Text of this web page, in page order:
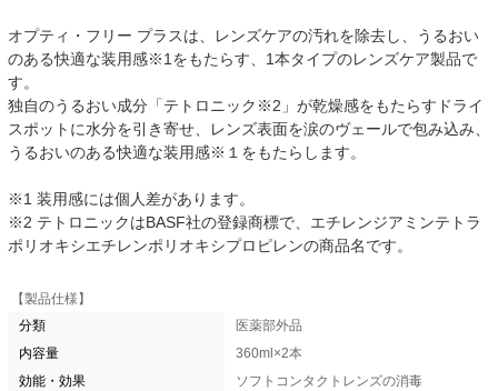
オプティ・フリー プラスは、レンズケアの汚れを除去し、うるおい
のある快適な装用感※1をもたらす、1本タイプのレンズケア製品で
す。
独自のうるおい成分「テトロニック※2」が乾燥感をもたらすドライ
スポットに水分を引き寄せ、レンズ表面を涙のヴェールで包み込み、
うるおいのある快適な装用感※１をもたらします。
※1 装用感には個人差があります。
※2 テトロニックはBASF社の登録商標で、エチレンジアミンテトラ
ポリオキシエチレンポリオキシプロピレンの商品名です。
【製品仕様】
分類
医薬部外品
内容量
360ml×2本
効能・効果
ソフトコンタクトレンズの消毒